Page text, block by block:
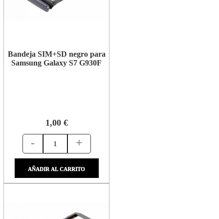
Bandeja SIM+SD negro para
Samsung Galaxy S7 G930F
1,00 €
- +
AÑADIR AL CARRITO